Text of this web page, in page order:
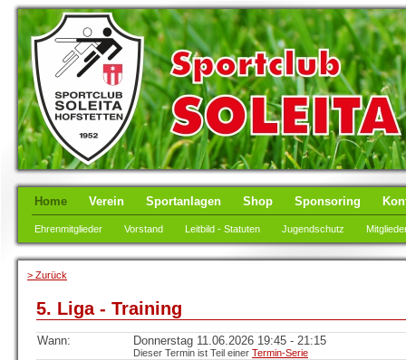
Home Verein Sportanlagen Shop Sponsoring
Ehrenmitglieder Vorstand Leitbild - Statuten Jugendschutz
> Zurück
5. Liga - Training
Wann: Donnerstag 11.06.2026 19:45 - 21:15
Dieser Termin ist Teil einer Termin-Serie